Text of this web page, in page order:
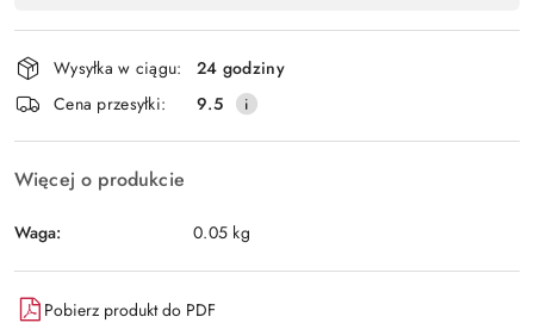
płatność
i
dostawa
Wysyłka w ciągu:
24 godziny
Cena przesyłki:
9.5
Więcej o produkcie
Waga: 0.05 kg
Pobierz produkt do PDF